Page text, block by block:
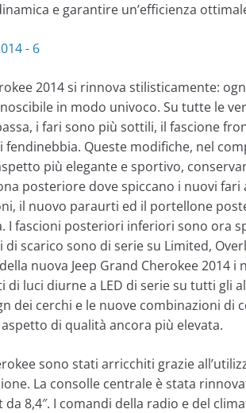
e garantire un’efficienza
2014 si rinnova stilisticamente:
in modo univoco. Su tutte le
i fari sono più sottili, il fascione
Queste modifiche, nel
più elegante e sportivo,
posteriore dove spiccano i nuovi fari
il nuovo paraurti ed il portellone
I fascioni posteriori inferiori sono ora
scarico sono di serie su Limited,
nuova Jeep Grand Cherokee 2014 i
di luci diurne a LED di serie su tutti gli
dei cerchi e le nuove combinazioni di
di qualità ancora più elevata.
sono stati arricchiti grazie
La consolle centrale è stata
8,4″. I comandi della radio e del